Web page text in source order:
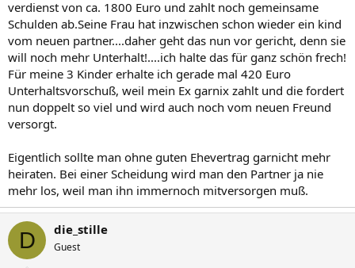
verdienst von ca. 1800 Euro und zahlt noch gemeinsame
Schulden ab.Seine Frau hat inzwischen schon wieder ein kind
vom neuen partner....daher geht das nun vor gericht, denn sie
will noch mehr Unterhalt!....ich halte das für ganz schön frech!
Für meine 3 Kinder erhalte ich gerade mal 420 Euro
Unterhaltsvorschuß, weil mein Ex garnix zahlt und die fordert
nun doppelt so viel und wird auch noch vom neuen Freund
versorgt.
Eigentlich sollte man ohne guten Ehevertrag garnicht mehr
heiraten. Bei einer Scheidung wird man den Partner ja nie
mehr los, weil man ihn immernoch mitversorgen muß.
D die_stille
Guest